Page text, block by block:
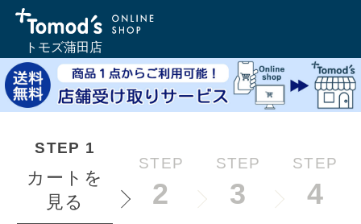
トモズ蒲田店
STEP 1
カートを
見る
STEP
2
STEP
3
STEP
4